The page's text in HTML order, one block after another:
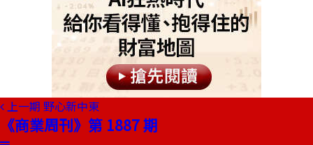
上一期 野心新中東
《商業周刊》第 1887 期